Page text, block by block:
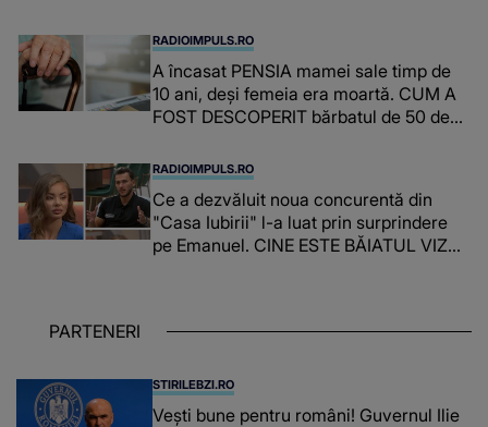
RADIOIMPULS.RO
A încasat PENSIA mamei sale timp de
10 ani, deși femeia era moartă. CUM A
FOST DESCOPERIT bărbatul de 50 de
obținuți? SUMA E COLOSALĂ
RADIOIMPULS.RO
Ce a dezvăluit noua concurentă din
"Casa Iubirii" l-a luat prin surprindere
pe Emanuel. CINE ESTE BĂIATUL VIZAT
PARTENERI
STIRILEBZI.RO
Vești bune pentru români! Guvernul Ilie